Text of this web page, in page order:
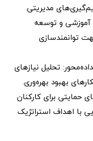
مدیریتی.
آموزشی و توسعه
توانمندسازی
تحلیل نیازهای
بهبود بهره‌وری.
حمایتی برای کارکنان
با اهداف استراتژیک